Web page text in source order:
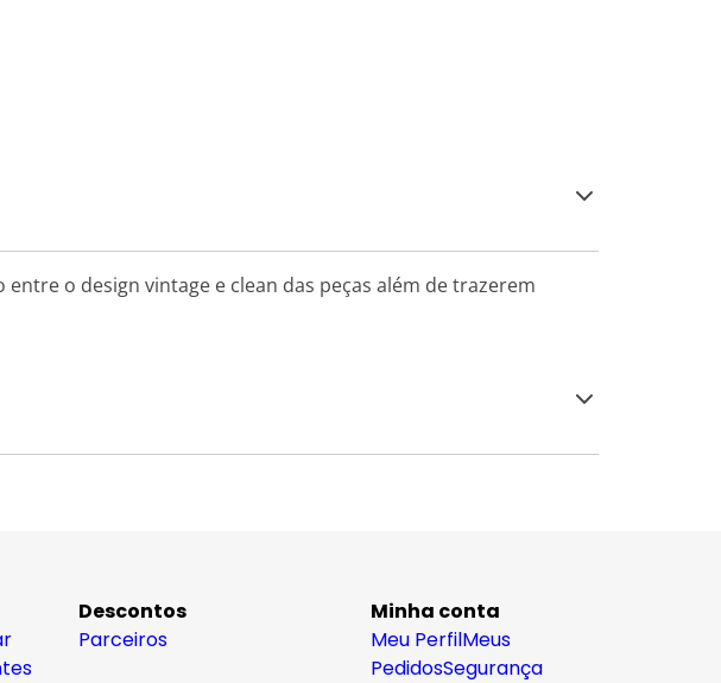
o design vintage e clean das peças além de trazerem
Descontos
Parceiros
Minha conta
Meu PerfilMeus
PedidosSegurança